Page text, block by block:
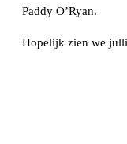
Paddy O’Ryan.
Hopelijk zien we